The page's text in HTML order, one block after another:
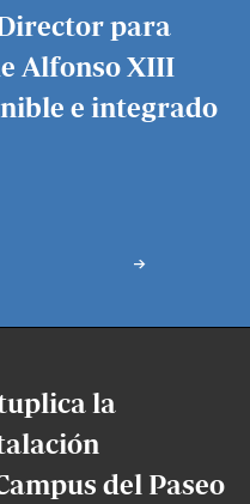
para
Alfonso XIII
e integrado
la
del Paseo